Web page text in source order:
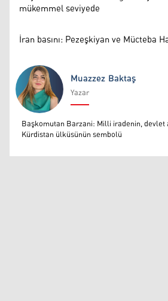
mükemmel seviyede
İran basını: Pezeşkiyan ve Mücteba
Muazzez Baktaş
Muazzez Baktaş
Yazar
Başkomutan Barzani: Milli iradenin, devlet
Kürdistan ülküsünün sembolü